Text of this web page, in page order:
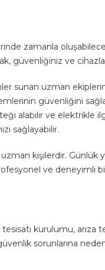
zamanla
ve
sunan uzman
güvenliğini
alabilir ve elektrikle
sağlayabilir.
kişilerdir. Günlük
ve deneyimli
kurulumu, arıza
sorunlarına